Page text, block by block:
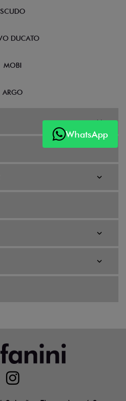
WhatsApp
SCUDO
DUCATO
MOBI
ARGO